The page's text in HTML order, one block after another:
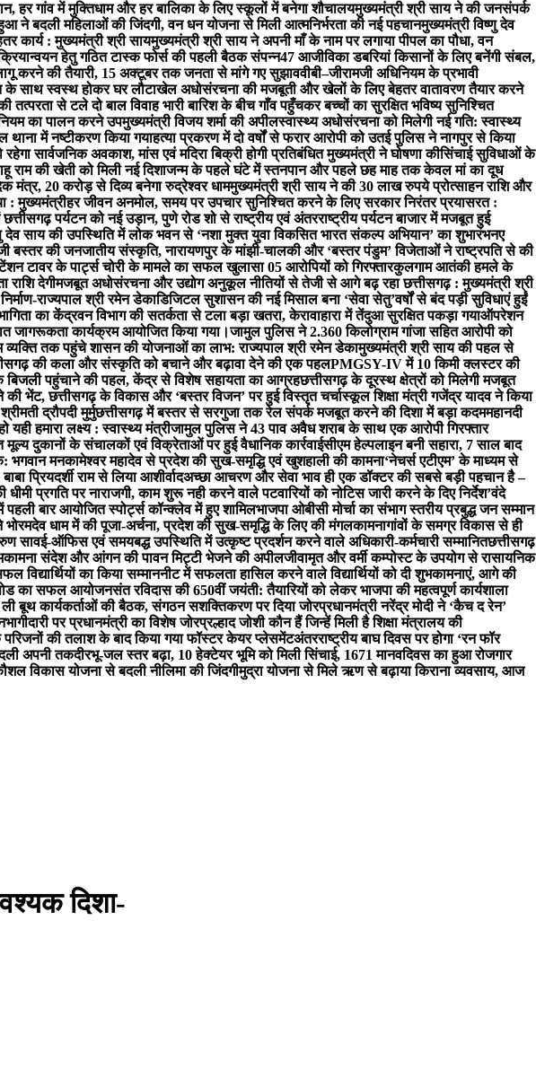
हर गांव में मुक्तिधाम और हर बालिका के लिए स्कूलों में बनेगा शौचालयमुख्यमंत्री श्री साय ने की जनसंपर्क
ने बदली महिलाओं की जिंदगी, वन धन योजना से मिली आत्मनिर्भरता की नई पहचानमुख्यमंत्री विष्णु देव
कार्य : मुख्यमंत्री श्री सायमुख्यमंत्री श्री साय ने अपनी माँ के नाम पर लगाया पीपल का पौधा, वन
हेतु गठित टास्क फोर्स की पहली बैठक संपन्न47 आजीविका डबरियां किसानों के लिए बनेंगी संबल,
करने की तैयारी, 15 अक्टूबर तक जनता से मांगे गए सुझाववीबी–जीरामजी अधिनियम के प्रभावी
के साथ स्वस्थ होकर घर लौटाखेल अधोसंरचना की मजबूती और खेलों के लिए बेहतर वातावरण तैयार करने
तत्परता से टले दो बाल विवाह भारी बारिश के बीच गाँव पहुँचकर बच्चों का सुरक्षित भविष्य सुनिश्चित
का पालन करने उपमुख्यमंत्री विजय शर्मा की अपीलस्वास्थ्य अधोसंरचना को मिलेगी नई गति: स्वास्थ्य
में नष्टीकरण किया गयाहत्या प्रकरण में दो वर्षों से फरार आरोपी को उतई पुलिस ने नागपुर से किया
सार्वजनिक अवकाश, मांस एवं मदिरा बिक्री होगी प्रतिबंधित मुख्यमंत्री ने घोषणा कीसिंचाई सुविधाओं के
की खेती को मिली नई दिशाजन्म के पहले घंटे में स्तनपान और पहले छह माह तक केवल मां का दूध
मंत्र, 20 करोड़ से दिव्य बनेगा रुद्रेश्वर धाममुख्यमंत्री श्री साय ने की 30 लाख रुपये प्रोत्साहन राशि और
: मुख्यमंत्रीहर जीवन अनमोल, समय पर उपचार सुनिश्चित करने के लिए सरकार निरंतर प्रयासरत :
पर्यटन को नई उड़ान, पुणे रोड शो से राष्ट्रीय एवं अंतरराष्ट्रीय पर्यटन बाजार में मजबूत हुई
देव साय की उपस्थिति में लोक भवन से ‘नशा मुक्त युवा विकसित भारत संकल्प अभियान’ का शुभारंभनए
बस्तर की जनजातीय संस्कृति, नारायणपुर के मांझी-चालकी और ‘बस्तर पंडुम’ विजेताओं ने राष्ट्रपति से की
टावर के पार्ट्स चोरी के मामले का सफल खुलासा 05 आरोपियों को गिरफ्तारकुलगाम आतंकी हमले के
राशि देगीमजबूत अधोसंरचना और उद्योग अनुकूल नीतियों से तेजी से आगे बढ़ रहा छत्तीसगढ़ : मुख्यमंत्री श्री
राज्यपाल श्री रमेन डेका​डिजिटल सुशासन की नई मिसाल बना ‘सेवा सेतु’वर्षों से बंद पड़ी सुविधाएं हुईं
का केंद्रवन विभाग की सतर्कता से टला बड़ा खतरा, केरावाहारा में तेंदुआ सुरक्षित पकड़ा गयाऑपरेशन
जागरूकता कार्यक्रम आयोजित किया गया।जामुल पुलिस ने 2.360 किलोग्राम गांजा सहित आरोपी को
तक पहुंचे शासन की योजनाओं का लाभ: राज्यपाल श्री रमेन डेकामुख्यमंत्री श्री साय की पहल से
की कला और संस्कृति को बचाने और बढ़ावा देने की एक पहलPMGSY-IV में 10 किमी क्लस्टर की
बिजली पहुंचाने की पहल, केंद्र से विशेष सहायता का आग्रहछत्तीसगढ़ के दूरस्थ क्षेत्रों को मिलेगी मजबूत
की भेंट, छत्तीसगढ़ के विकास और ‘बस्तर विजन’ पर हुई विस्तृत चर्चास्कूल शिक्षा मंत्री गजेंद्र यादव ने किया
द्रौपदी मुर्मुछत्तीसगढ़ में बस्तर से सरगुजा तक रेल संपर्क मजबूत करने की दिशा में बड़ा कदममहानदी
यही हमारा लक्ष्य : स्वास्थ्य मंत्रीजामुल पुलिस ने 43 पाव अवैध शराब के साथ एक आरोपी गिरफ्तार
मूल्य दुकानों के संचालकों एवं विक्रेताओं पर हुई वैधानिक कार्रवाईसीएम हेल्पलाइन बनी सहारा, 7 साल बाद
भगवान मनकामेश्वर महादेव से प्रदेश की सुख-समृद्धि एवं खुशहाली की कामना‘नेचर्स एटीएम’ के माध्यम से
प्रियदर्शी राम से लिया आशीर्वादअच्छा आचरण और सेवा भाव ही एक डॉक्टर की सबसे बड़ी पहचान है –
धीमी प्रगति पर नाराजगी, काम शुरू नही करने वाले पटवारियों को नोटिस जारी करने के दिए निर्देश’वंदे
पहली बार आयोजित स्पोर्ट्स कॉन्क्लेव में हुए शामिलभाजपा ओबीसी मोर्चा का संभाग स्तरीय प्रबुद्ध जन सम्मान
भोरमदेव धाम में की पूजा-अर्चना, प्रदेश की सुख-समृद्धि के लिए की मंगलकामनागांवों के समग्र विकास से ही
सावई-ऑफिस एवं समयबद्ध उपस्थिति में उत्कृष्ट प्रदर्शन करने वाले अधिकारी-कर्मचारी सम्मानितछत्तीसगढ़
संदेश और आंगन की पावन मिट्टी भेजने की अपीलजीवामृत और वर्मी कम्पोस्ट के उपयोग से रासायनिक
विद्यार्थियों का किया सम्माननीट में सफलता हासिल करने वाले विद्यार्थियों को दी शुभकामनाएं, आगे की
का सफल आयोजनसंत रविदास की 650वीं जयंती: तैयारियों को लेकर भाजपा की महत्वपूर्ण कार्यशाला
बूथ कार्यकर्ताओं की बैठक, संगठन सशक्तिकरण पर दिया जोरप्रधानमंत्री नरेंद्र मोदी ने ‘कैच द रेन’
पर प्रधानमंत्री का विशेष जोरप्रल्हाद जोशी कौन हैं जिन्हें मिली है शिक्षा मंत्रालय की
परिजनों की तलाश के बाद किया गया फॉस्टर केयर प्लेसमेंटअंतरराष्ट्रीय बाघ दिवस पर होगा ‘रन फॉर
अपनी तकदीरभू-जल स्तर बढ़ा, 10 हेक्टेयर भूमि को मिली सिंचाई, 1671 मानवदिवस का हुआ रोजगार
विकास योजना से बदली नीलिमा की जिंदगीमुद्रा योजना से मिले ऋण से बढ़ाया किराना व्यवसाय, आज
दिशा-